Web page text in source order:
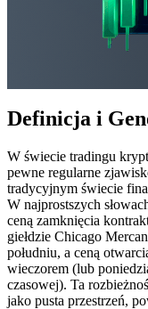
Definicja i
W świecie tradingu
pewne regularne
tradycyjnym świecie
W najprostszych
ceną zamknięcia
giełdzie Chicago
południu, a ceną
wieczorem (lub
czasowej). Ta
jako pusta przestrzeń,